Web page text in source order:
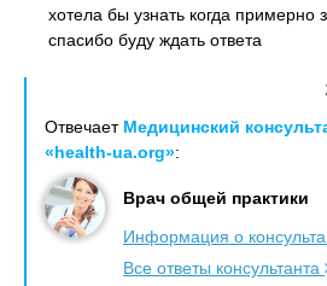
хотела бы узнать когда примерно
спасибо буду ждать ответа
Отвечает Медицинский
«health-ua.org»:
Врач общей практики
Информация о
Все ответы консультанта